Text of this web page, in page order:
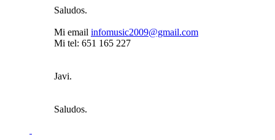
Saludos.
Mi email infomusic2009@gmail.com
Mi tel: 651 165 227
Javi.
Saludos.